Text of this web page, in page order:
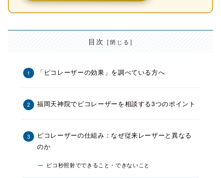
目次
「ピコレーザーの効果」を調べている方へ
福岡天神院でピコレーザーを相談する3つのポイント
ピコレーザーの仕組み：なぜ従来レーザーと異なる
のか
ピコ秒照射でできること・できないこと